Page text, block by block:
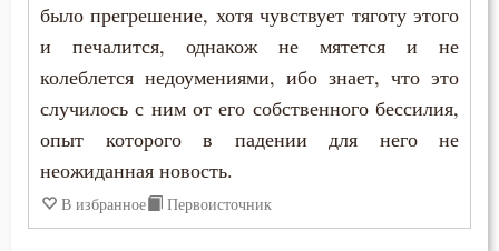
Душа
Заповеди
Искушение в смертный час
Никодим Святогорец
Никон Оптинский (Беляев)
было прегрешение, хотя чувствует тяготу этого
и печалится, однакож не мятется и не
колеблется недоумениями, ибо знает, что это
случилось с ним от его собственного бессилия,
опыт которого в падении для него не
неожиданная новость.
В избранное Первоисточник